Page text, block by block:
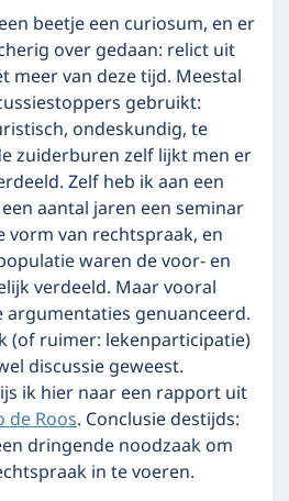
beetje een curiosum, en er
over gedaan: relict uit
meer van deze tijd. Meestal
gebruikt:
ondeskundig, te
zuiderburen zelf lijkt men er
Zelf heb ik aan een
aantal jaren een seminar
vorm van rechtspraak, en
waren de voor- en
verdeeld. Maar vooral
genuanceerd.
(of ruimer: lekenparticipatie)
discussie geweest.
ik hier naar een rapport uit
de Roos. Conclusie destijds:
dringende noodzaak om
in te voeren.